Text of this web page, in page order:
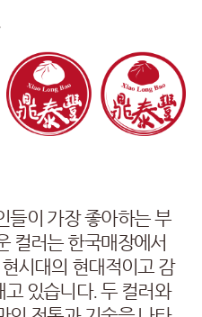
들이 가장 좋아하는 부
컬러는 한국매장에서
시대의 현대적이고 감
있습니다. 두 컬러와